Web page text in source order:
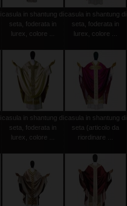
casula in shantung di
seta, foderata in
lurex, colore ...
casula in shantung di
seta, foderata in
lurex, colore ...
casula in shantung di
seta, foderata in
lurex, colore ...
casula in shantung di
seta (articolo da
riordinare ...